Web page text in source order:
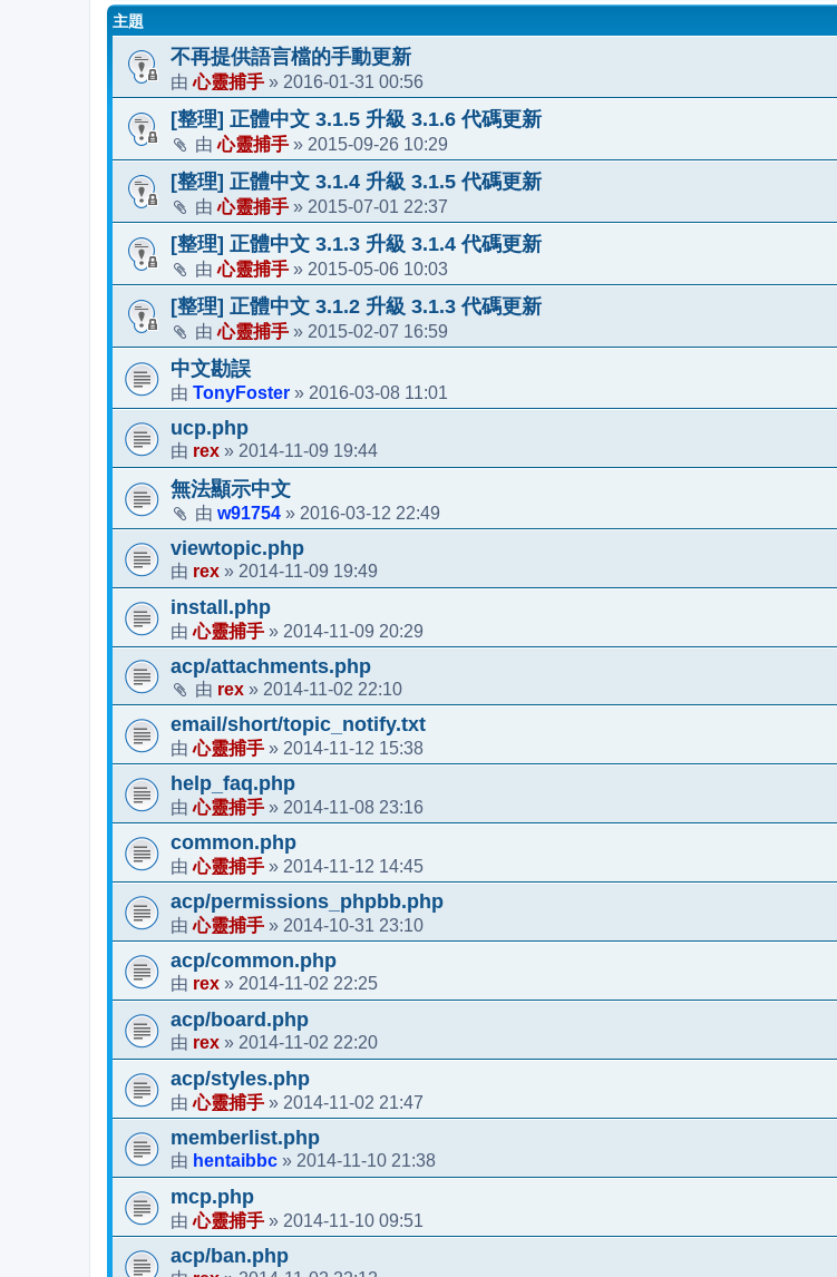
主題
不再提供語言檔的手動更新
由心靈捕手 » 2016-01-31 00:56
[整理] 正體中文 3.1.5 升級 3.1.6 代碼更新
由心靈捕手 » 2015-09-26 10:29
[整理] 正體中文 3.1.4 升級 3.1.5 代碼更新
由心靈捕手 » 2015-07-01 22:37
[整理] 正體中文 3.1.3 升級 3.1.4 代碼更新
由心靈捕手 » 2015-05-06 10:03
[整理] 正體中文 3.1.2 升級 3.1.3 代碼更新
由心靈捕手 » 2015-02-07 16:59
中文勘誤
由 TonyFoster » 2016-03-08 11:01
ucp.php
由 rex » 2014-11-09 19:44
無法顯示中文
由 w91754 » 2016-03-12 22:49
viewtopic.php
由 rex » 2014-11-09 19:49
install.php
由心靈捕手 » 2014-11-09 20:29
acp/attachments.php
由 rex » 2014-11-02 22:10
email/short/topic_notify.txt
由心靈捕手 » 2014-11-12 15:38
help_faq.php
由心靈捕手 » 2014-11-08 23:16
common.php
由心靈捕手 » 2014-11-12 14:45
acp/permissions_phpbb.php
由心靈捕手 » 2014-10-31 23:10
acp/common.php
由 rex » 2014-11-02 22:25
acp/board.php
由 rex » 2014-11-02 22:20
acp/styles.php
由心靈捕手 » 2014-11-02 21:47
memberlist.php
由 hentaibbc » 2014-11-10 21:38
mcp.php
由心靈捕手 » 2014-11-10 09:51
acp/ban.php